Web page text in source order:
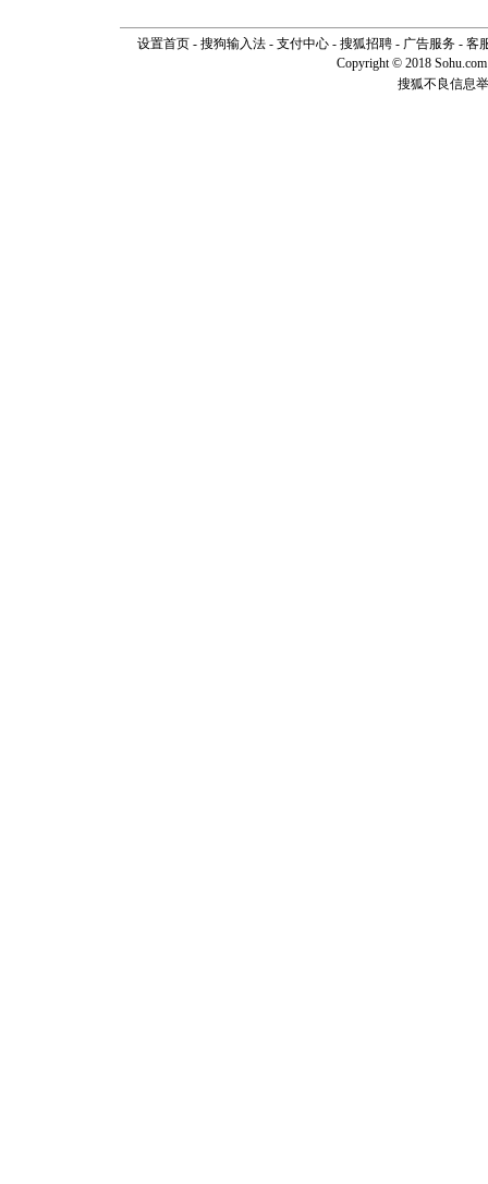
设置首页- 搜狗输入法- 支付中心- 搜狐招聘- 广告服务- 客
Copyright © 2018
搜狐不良信息